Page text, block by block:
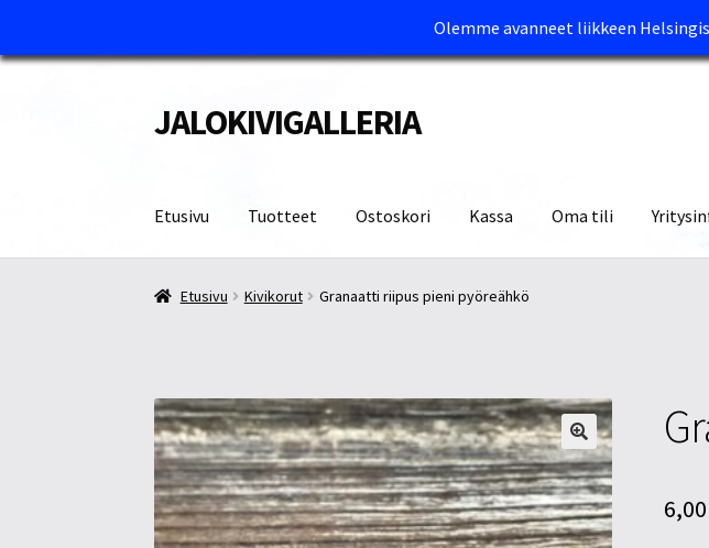
Olemme avanneet liikkeen
Siirry
navigointiin
Siirry
sisältöön
JALOKIVIGALLERIA
Etusivu Tuotteet Ostoskori Kassa Oma tili
Etusivu Kassa Maksutavat ja Tärkeää tietää Myymälät
Etusivu Kivikorut Granaatti riipus pieni pyöreähkö
6,00